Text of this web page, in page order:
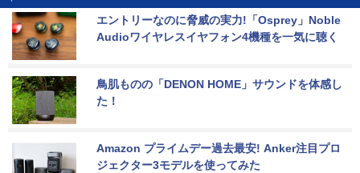
エントリーなのに脅威の実力!「Osprey」Noble
Audioワイヤレスイヤフォン4機種を一気に聴く
鳥肌ものの「DENON HOME」サウンドを体感し
た！
Amazon プライムデー過去最安! Anker注目プロ
ジェクター3モデルを使ってみた